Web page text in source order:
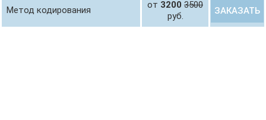
Метод кодирования от 3200 3500
руб.
ЗАКАЗАТЬ